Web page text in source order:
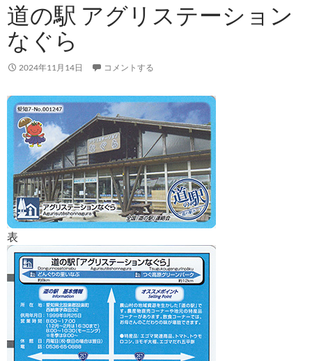
道の駅 アグリステーション
なぐら
2024年11月14日 コメントする
表